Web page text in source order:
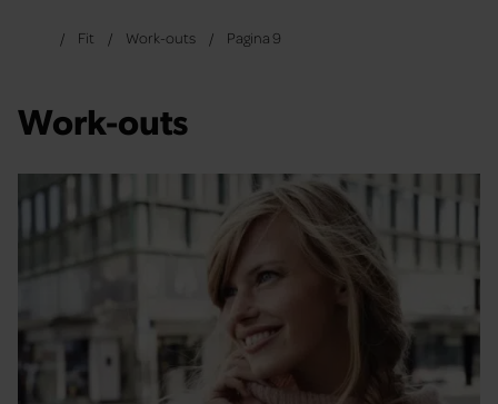
Fit Work-outs Pagina 9
Work-outs